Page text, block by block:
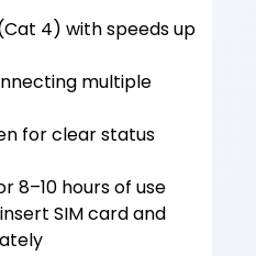
4) with speeds up
multiple
for clear status
8–10 hours of use
SIM card and